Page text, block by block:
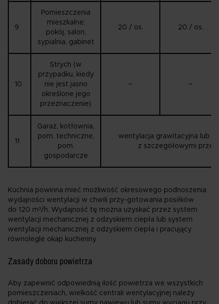
9
Pomieszczenia
mieszkalne:
pokój, salon,
sypialnia, gabinet
20 / os. 20 / os.
10
Strych (w
przypadku, kiedy
nie jest jasno
określone jego
przeznaczenie)
– –
11
Garaż, kotłownia,
pom. techniczne,
pom.
gospodarcze
wentylacja grawitacyjna lub
z szczegółowymi
Kuchnia powinna mieć możliwość okresowego podnoszenia
wydajności wentylacji w chwili przy-gotowania posiłków
do 120 m³/h. Wydajność tę można uzyskać przez system
wentylacji mechanicznej z odzyskiem ciepła lub system
wentylacji mechanicznej z odzyskiem ciepła i pracujący
równolegle okap kuchenny.
Zasady doboru powietrza
Aby zapewnić odpowiednią ilość powietrza we wszystkich
pomieszczeniach, wielkość centrali wentylacyjnej należy